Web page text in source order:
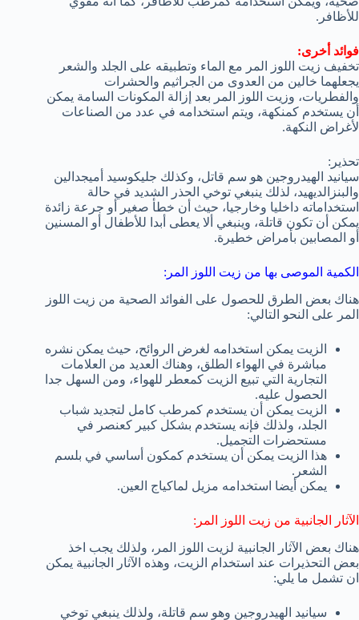
للأظافر.
فوائد أخرى:
تخفيف زيت اللوز المر مع الماء وتطبيقه على الجلد والشعر
يجعلهما خالين من العدوى من الجراثيم والحشرات
والفطريات، وزيت اللوز المر بعد إزالة المكونات السامة يمكن
أن يستخدم كمنكهة، ويتم استخدامه في عدد من الصناعات
لأغراض النكهة.
تحذير:
سيانيد الهيدروجين هو سم قاتل، وكذلك جليكوسيد أميجدالين
والبنزالديهيد، لذلك ينبغي توخي الحذر الشديد في حالة
استخداماته داخليا وخارجيا، حيث أن خطأ صغير أو جرعة زائدة
يمكن أن تكون قاتلة، وينبغي ألا يعطى أبدا للأطفال أو المسنين
أو المصابين بأمراض خطيرة.
الكمية الموصى بها من زيت اللوز المر:
هناك بعض الطرق للحصول على الفوائد الصحية من زيت اللوز
المر على النحو التالي:
الزيت يمكن استخدامه لغرض الروائح، حيث يمكن نشره
مباشرة في الهواء الطلق، وهناك العديد من العلامات
التجارية التي تبيع الزيت كمعطر للهواء، ومن السهل جدا
الحصول عليه.
الزيت يمكن أن يستخدم كمرطب كامل لتجديد شباب
الجلد، ولذلك فإنه يستخدم بشكل كبير كعنصر في
مستحضرات التجميل.
هذا الزيت يمكن أن يستخدم كمكون أساسي في بلسم
الشعر.
يمكن أيضا استخدامه مزيل لماكياج العين.
الآثار الجانبية من زيت اللوز المر:
هناك بعض الآثار الجانبية لزيت اللوز المر، ولذلك يجب اخذ
بعض التحذيرات عند استخدام الزيت، وهذه الآثار الجانبية يمكن
ان تشمل ما يلي:
سيانيد الهيدروجين وهو سم قاتلة، ولذلك ينبغي توخي